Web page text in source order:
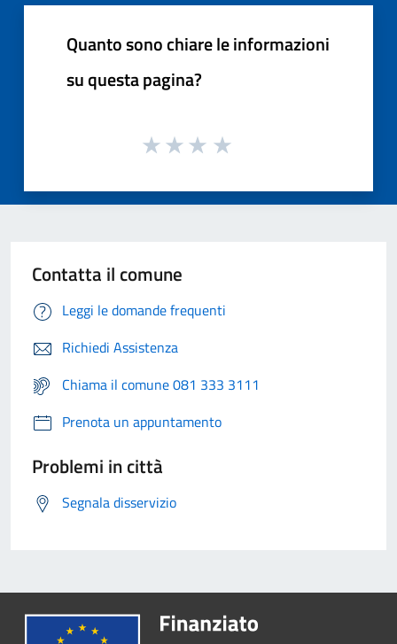
Quanto sono chiare le informazioni
su questa pagina?
Contatta il comune
Leggi le domande frequenti
Richiedi Assistenza
Chiama il comune 081 333 3111
Prenota un appuntamento
Problemi in città
Segnala disservizio